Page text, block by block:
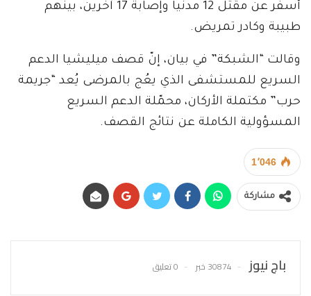
أسفر عن مقتل 12 مدنياً وإصابة 17 آخرين، بينهم
طبيبة وكادر تمريض.
وقالت “الشبكة” في بيان، إنّ قصف ميليشيا الدعم
السريع للمستشفى الذي يعُج بالمرضى يُعد “جريمة
حرب” مكتملة الأركان، محمّلة الدعم السريع
المسؤولية الكاملة عن نتائج القصف.
1٬046
مشاركة
باج نيوز 30874 خبر 0 تعليق